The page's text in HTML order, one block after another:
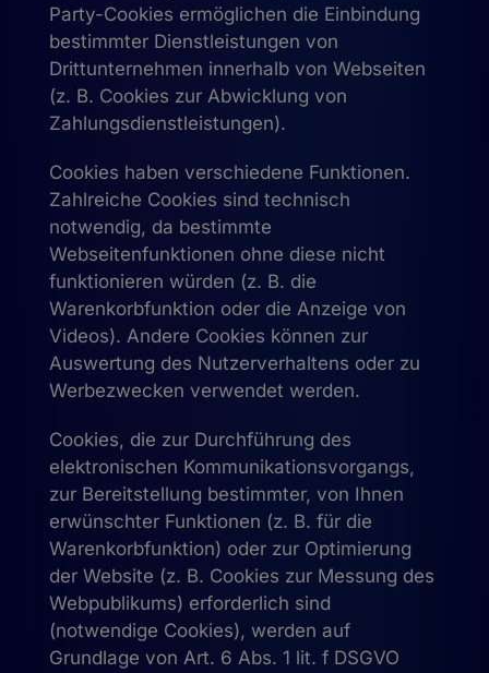
Party-Cookies ermöglichen die Einbindung
bestimmter Dienstleistungen von
Drittunternehmen innerhalb von Webseiten
(z. B. Cookies zur Abwicklung von
Zahlungsdienstleistungen).
Cookies haben verschiedene Funktionen.
Zahlreiche Cookies sind technisch
notwendig, da bestimmte
Webseitenfunktionen ohne diese nicht
funktionieren würden (z. B. die
Warenkorbfunktion oder die Anzeige von
Videos). Andere Cookies können zur
Auswertung des Nutzerverhaltens oder zu
Werbezwecken verwendet werden.
Cookies, die zur Durchführung des
elektronischen Kommunikationsvorgangs,
zur Bereitstellung bestimmter, von Ihnen
erwünschter Funktionen (z. B. für die
Warenkorbfunktion) oder zur Optimierung
der Website (z. B. Cookies zur Messung des
Webpublikums) erforderlich sind
(notwendige Cookies), werden auf
Grundlage von Art. 6 Abs. 1 lit. f DSGVO